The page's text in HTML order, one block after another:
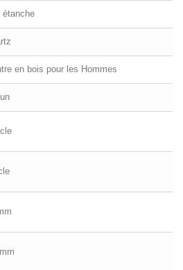
étanche
en bois pour les Hommes